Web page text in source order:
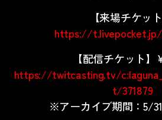
【来場チケット
https://
【配信チケット】
https://twitcasting.tv/
t/371879
※アーカイブ期間：5/